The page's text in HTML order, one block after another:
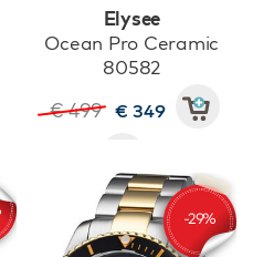
Elysee
Ocean Pro Ceramic
80582
€ 499 € 349